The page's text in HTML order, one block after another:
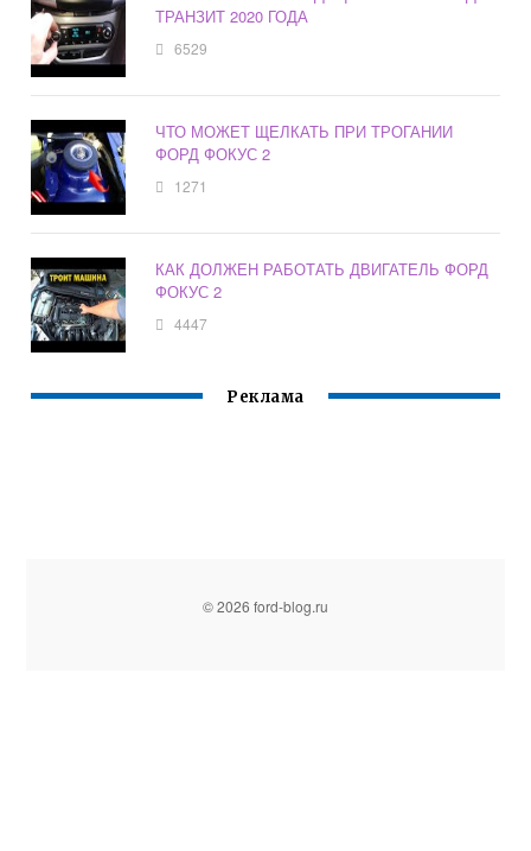
ТРАНЗИТ 2020 ГОДА
6529
ЧТО МОЖЕТ ЩЕЛКАТЬ ПРИ ТРОГАНИИ
ФОРД ФОКУС 2
1271
КАК ДОЛЖЕН РАБОТАТЬ ДВИГАТЕЛЬ ФОРД
ФОКУС 2
4447
Реклама
© 2026 ford-blog.ru